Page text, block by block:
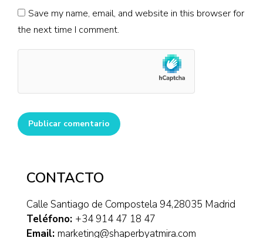
Save my name, email, and website in this browser for
the next time I comment.
Publicar comentario
CONTACTO
Calle Santiago de Compostela 94,28035 Madrid
Teléfono: +34 914 47 18 47
Email: marketing@shaperbyatmira.com